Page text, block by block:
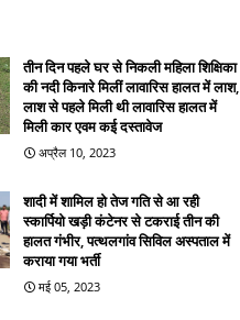
तीन दिन पहले घर से निकली महिला शिक्षिका
की नदी किनारे मिलीं लावारिस हालत में लाश,
लाश से पहले मिली थी लावारिस हालत में
मिली कार एवम कई दस्तावेज
अप्रैल 10, 2023
शादी में शामिल हो तेज गति से आ रही
स्कार्पियो खड़ी कंटेनर से टकराई तीन की
हालत गंभीर, पत्थलगांव सिविल अस्पताल में
कराया गया भर्ती
मई 05, 2023